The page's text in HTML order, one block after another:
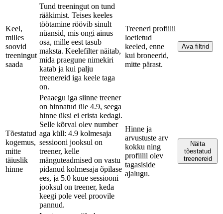
Keel,
milles
soovid
treeningut
saada
Tund treeningut on tund
rääkimist. Teises keeles
töötamine röövib sinult
nüansid, mis ongi ainus
osa, mille eest tasub
maksta. Keelefilter näitab,
mida praegune nimekiri
katab ja kui palju
treenereid iga keele taga
on.
Treeneri profiilil
loetletud
keeled, enne
kui broneerid,
mitte pärast.
Ava filtrid
Tõestatud
kogemus,
mitte
täiuslik
hinne
Peaaegu iga siinne treener
on hinnatud üle 4.9, seega
hinne üksi ei erista kedagi.
Selle kõrval olev number
aga küll: 4.9 kolmesaja
sessiooni jooksul on
treener, kelle
mänguteadmised on vastu
pidanud kolmesaja õpilase
ees, ja 5.0 kuue sessiooni
jooksul on treener, keda
keegi pole veel proovile
pannud.
Hinne ja
arvustuste arv
kokku ning
profiilil olev
tagasiside
ajalugu.
Näita
tõestatud
treenereid